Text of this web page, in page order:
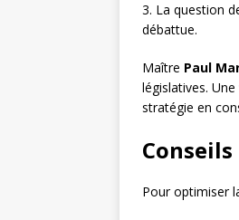
3. La question
débattue.
Maître Paul
législatives.
stratégie en
Pour optimiser